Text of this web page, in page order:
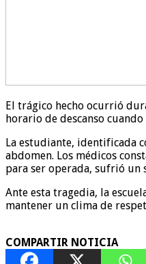
El trágico hecho ocurrió
horario de descanso
La estudiante, identificada
abdomen. Los médicos
para ser operada, sufrió un
Ante esta tragedia, la
mantener un clima de
COMPARTIR NOTICIA